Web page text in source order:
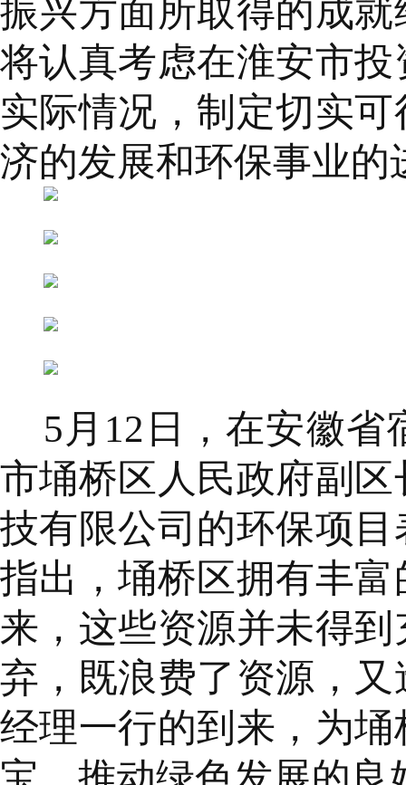
振兴方面所取得的成
将认真考虑在淮安市
实际情况，制定切实
济的发展和环保事业
5月12日，在安徽省
市埇桥区人民政府副
技有限公司的环保项
指出，埇桥区拥有丰
来，这些资源并未得
弃，既浪费了资源，
经理一行的到来，为